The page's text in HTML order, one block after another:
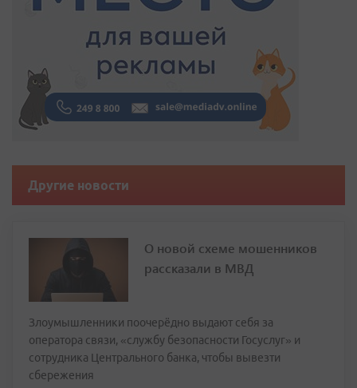
Другие новости
О новой схеме мошенников
рассказали в МВД
Злоумышленники поочерёдно выдают себя за
оператора связи, «службу безопасности Госуслуг» и
сотрудника Центрального банка, чтобы вывезти
сбережения